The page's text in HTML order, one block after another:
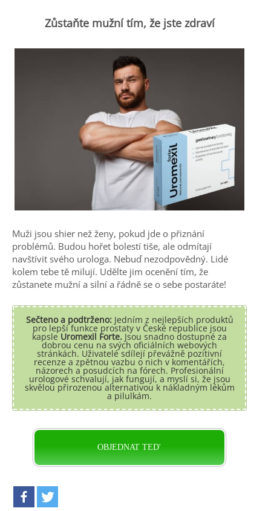
Zůstaňte mužní tím, že jste zdraví
Muži jsou shier než ženy, pokud jde o přiznání
problémů. Budou hořet bolestí tiše, ale odmítají
navštívit svého urologa. Nebuď nezodpovědný. Lidé
kolem tebe tě milují. Udělte jim ocenění tím, že
zůstanete mužní a silní a řádně se o sebe postaráte!
Sečteno a podtrženo:Jedním z nejlepších produktů
pro lepší funkce prostaty v České republice jsou
kapsle Uromexil Forte. Jsou snadno dostupné za
dobrou cenu na svých oficiálních webových
stránkách. Uživatelé sdílejí převážně pozitivní
recenze a zpětnou vazbu o nich v komentářích,
názorech a posudcích na fórech. Profesionální
urologové schvalují, jak fungují, a myslí si, že jsou
skvělou přirozenou alternativou k nákladným lékům
a pilulkám.
OBJEDNAT TED'